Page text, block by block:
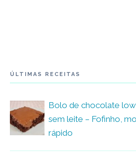
ÚLTIMAS RECEITAS
Bolo de chocolate
sem leite – Fofinho,
rápido